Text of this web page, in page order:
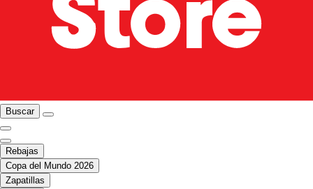
Buscar
Rebajas
Copa del Mundo 2026
Zapatillas